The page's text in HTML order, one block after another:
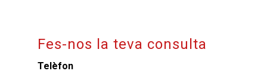
Fes-nos la teva consulta
Telèfon